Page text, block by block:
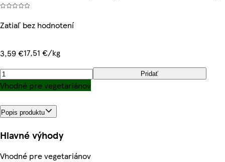
Zatiaľ bez hodnotení
3,59 €17,51 €/kg
Pridať
Vhodné pre vegetariánov
Popis produktu
Hlavné výhody
Vhodné pre vegetariánov